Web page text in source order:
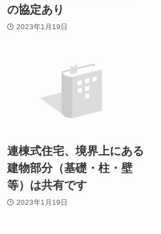
の協定あり
2023年1月19日
連棟式住宅、境界上にある
建物部分（基礎・柱・壁
等）は共有です
2023年1月19日